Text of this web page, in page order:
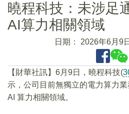
曉程科技：未涉足
AI算力相關領域
日期： 2026年6月9
【財華社訊】6月9日，曉程科技(
示，公司目前無獨立的電力算力業
AI 算力相關領域。